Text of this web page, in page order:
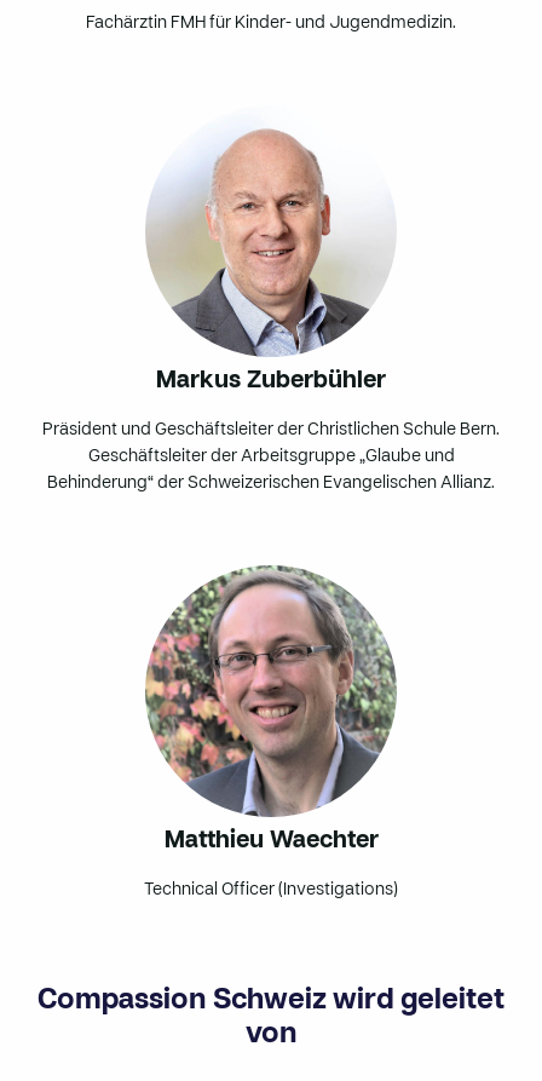
Fachärztin FMH für Kinder- und Jugendmedizin.
Markus Zuberbühler
Präsident und Geschäftsleiter der Christlichen Schule Bern.
Geschäftsleiter der Arbeitsgruppe „Glaube und
Behinderung“ der Schweizerischen Evangelischen Allianz.
Matthieu Waechter
Technical Officer (Investigations)
Compassion Schweiz wird geleitet
von